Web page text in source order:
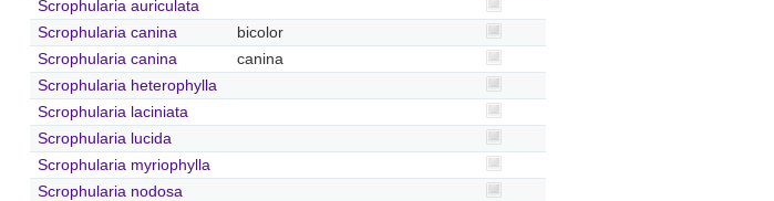
Scrophularia auriculata
Scrophularia canina
bicolor
Scrophularia canina
canina
Scrophularia heterophylla
Scrophularia laciniata
Scrophularia lucida
Scrophularia myriophylla
Scrophularia nodosa